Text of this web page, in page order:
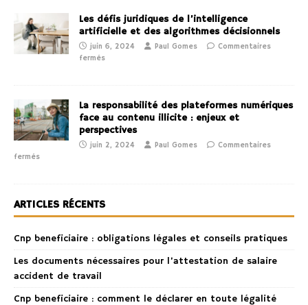
Les défis juridiques de l’intelligence
artificielle et des algorithmes décisionnels
juin 6, 2024 Paul Gomes
Commentaires
fermés
La responsabilité des plateformes numériques
face au contenu illicite : enjeux et
perspectives
juin 2, 2024 Paul Gomes
Commentaires
fermés
ARTICLES RÉCENTS
Cnp beneficiaire : obligations légales et conseils pratiques
Les documents nécessaires pour l’attestation de salaire
accident de travail
Cnp beneficiaire : comment le déclarer en toute légalité